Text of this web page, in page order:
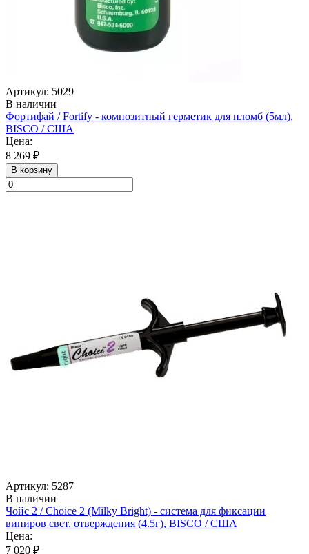
Артикул: 5029
В наличии
Фортифай / Fortify - композитный герметик для пломб (5мл),
BISCO / США
Цена:
8 269 ₽
В корзину
Артикул: 5287
В наличии
Чойс 2 / Choice 2 (Milky Bright) - система для фиксации
виниров свет. отверждения (4.5г), BISCO / США
Цена:
7 020 ₽